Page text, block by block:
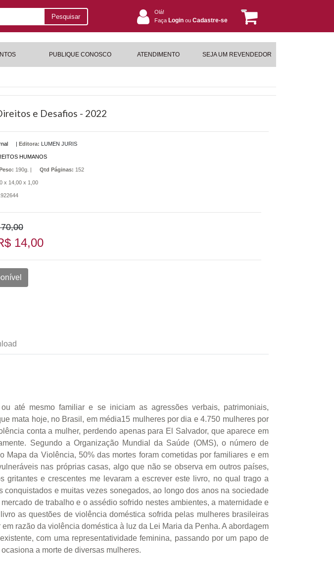
Pesquisar
Olá!
Faça Login ou Cadastre-se
PUBLIQUE CONOSCO ATENDIMENTO SEJA UM REVENDEDOR
e Desafios - 2022
| Editora: LUMEN JURIS
HUMANOS
190g. | Qtd Páginas: 152
x 14,00 x 1,00
14,00
até mesmo familiar e se iniciam as agressões verbais, patrimoniais,
mata hoje, no Brasil, em média15 mulheres por dia e 4.750 mulheres por
conta a mulher, perdendo apenas para El Salvador, que aparece em
Segundo a Organização Mundial da Saúde (OMS), o número de
da Violência, 50% das mortes foram cometidas por familiares e em
nas próprias casas, algo que não se observa em outros países,
e crescentes me levaram a escrever este livro, no qual trago a
e muitas vezes sonegados, ao longo dos anos na sociedade
de trabalho e o assédio sofrido nestes ambientes, a maternidade e
as questões de violência doméstica sofrida pelas mulheres brasileiras
razão da violência doméstica à luz da Lei Maria da Penha. A abordagem
com uma representatividade feminina, passando por um papo de
a morte de diversas mulheres.